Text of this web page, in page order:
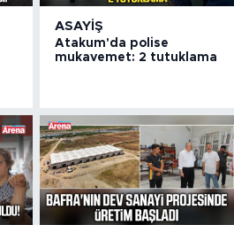
ASAYIŞ
Atakum'da polise
mukavemet: 2 tutuklama